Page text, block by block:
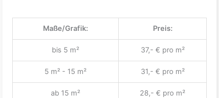
Maße/Grafik: Preis:
bis 5 m² 37,- € pro m²
5 m² - 15 m² 31,- € pro m²
ab 15 m² 28,- € pro m²